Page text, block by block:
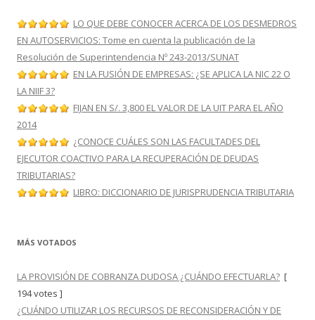
LO QUE DEBE CONOCER ACERCA DE LOS DESMEDROS
EN AUTOSERVICIOS: Tome en cuenta la publicación de la
Resolución de Superintendencia Nº 243-2013/SUNAT
EN LA FUSIÓN DE EMPRESAS: ¿SE APLICA LA NIC 22 O
LA NIIF 3?
FIJAN EN S/. 3,800 EL VALOR DE LA UIT PARA EL AÑO
2014
¿CONOCE CUÁLES SON LAS FACULTADES DEL
EJECUTOR COACTIVO PARA LA RECUPERACIÓN DE DEUDAS
TRIBUTARIAS?
LIBRO: DICCIONARIO DE JURISPRUDENCIA TRIBUTARIA
MÁS VOTADOS
LA PROVISIÓN DE COBRANZA DUDOSA ¿CUÁNDO EFECTUARLA? [
194 votes ]
¿CUÁNDO UTILIZAR LOS RECURSOS DE RECONSIDERACIÓN Y DE